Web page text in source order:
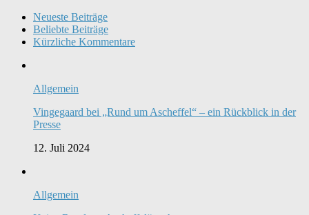
Neueste Beiträge
Beliebte Beiträge
Kürzliche Kommentare
Allgemein
Vingegaard bei „Rund um Ascheffel“ – ein Rückblick in der
Presse
12. Juli 2024
Allgemein